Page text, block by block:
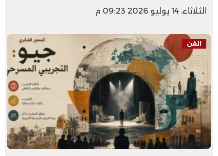
الثلاثاء، 14 يوليو 2026 09:23 م
الفن